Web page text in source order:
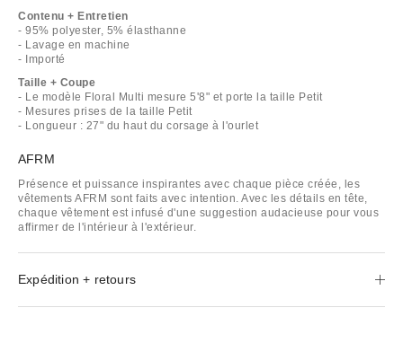
Contenu + Entretien
- 95% polyester, 5% élasthanne
- Lavage en machine
- Importé
Taille + Coupe
- Le modèle Floral Multi mesure 5'8" et porte la taille Petit
- Mesures prises de la taille Petit
- Longueur : 27" du haut du corsage à l'ourlet
AFRM
Présence et puissance inspirantes avec chaque pièce créée, les
vêtements AFRM sont faits avec intention. Avec les détails en tête,
chaque vêtement est infusé d'une suggestion audacieuse pour vous
affirmer de l'intérieur à l'extérieur.
Expédition + retours